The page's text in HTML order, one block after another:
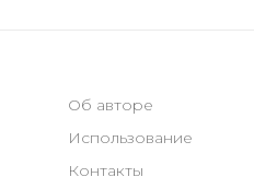
Об авторе
Использование
Контакты